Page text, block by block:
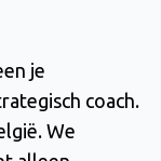
je
coach.
We